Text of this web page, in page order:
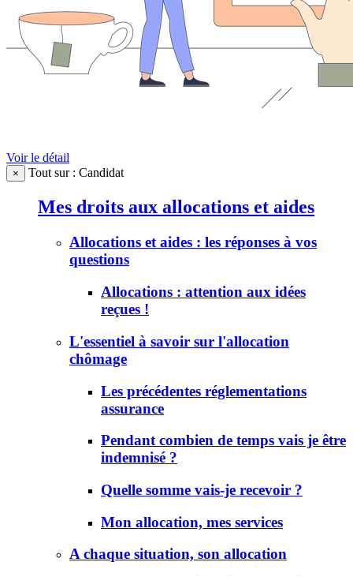
Voir le détail
× Tout sur : Candidat
Mes droits aux allocations et aides
Allocations et aides : les réponses à vos
questions
Allocations : attention aux idées
reçues !
L'essentiel à savoir sur l'allocation
chômage
Les précédentes réglementations
assurance
Pendant combien de temps vais je être
indemnisé ?
Quelle somme vais-je recevoir ?
Mon allocation, mes services
A chaque situation, son allocation